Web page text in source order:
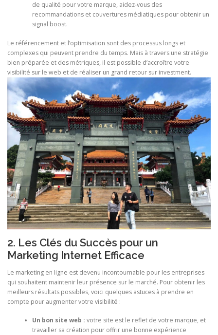
de qualité pour votre marque, aidez-vous des
recommandations et couvertures médiatiques pour obtenir un
signal boost.
Le référencement et l’optimisation sont des processus longs et
complexes qui peuvent prendre du temps. Mais à travers une stratégie
bien préparée et des métriques, il est possible d’accroître votre
visibilité sur le web et de réaliser un grand retour sur investment.
2. Les Clés du Succès pour un
Marketing Internet Efficace
Le marketing en ligne est devenu incontournable pour les entreprises
qui souhaitent maintenir leur présence sur le marché. Pour obtenir les
meilleurs résultats possibles, voici quelques astuces à prendre en
compte pour augmenter votre visibilité :
Un bon site web : votre site est le reflet de votre marque, et
travailler sa création pour offrir une bonne expérience